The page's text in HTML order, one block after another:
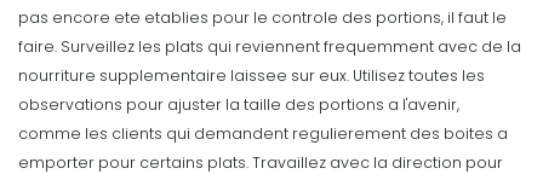
pas encore ete etablies pour le controle des portions, il faut le
faire. Surveillez les plats qui reviennent frequemment avec de la
nourriture supplementaire laissee sur eux. Utilisez toutes les
observations pour ajuster la taille des portions a l'avenir,
comme les clients qui demandent regulierement des boites a
emporter pour certains plats. Travaillez avec la direction pour